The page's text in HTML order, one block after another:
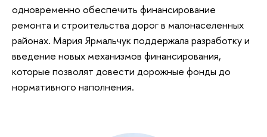
одновременно обеспечить финансирование
ремонта и строительства дорог в малонаселенных
районах. Мария Ярмальчук поддержала разработку и
введение новых механизмов финансирования,
которые позволят довести дорожные фонды до
нормативного наполнения.